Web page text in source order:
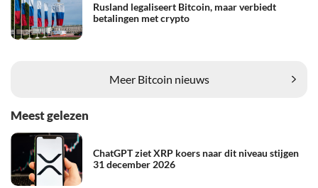
Rusland legaliseert Bitcoin, maar verbiedt
betalingen met crypto
Meer Bitcoin nieuws
Meest gelezen
ChatGPT ziet XRP koers naar dit niveau stijgen
31 december 2026